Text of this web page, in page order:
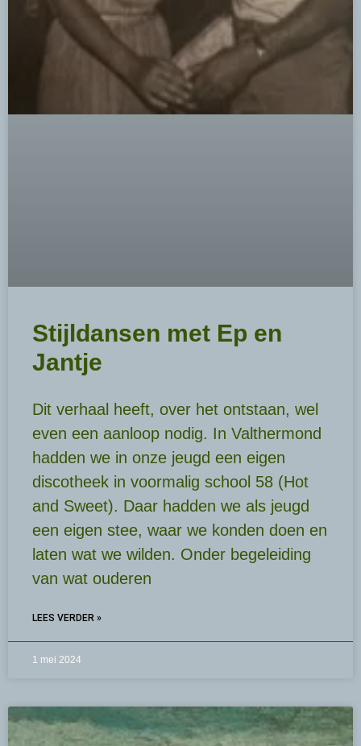
Stijldansen met Ep en
Jantje
Dit verhaal heeft, over het ontstaan, wel
even een aanloop nodig. In Valthermond
hadden we in onze jeugd een eigen
discotheek in voormalig school 58 (Hot
and Sweet). Daar hadden we als jeugd
een eigen stee, waar we konden doen en
laten wat we wilden. Onder begeleiding
van wat ouderen
LEES VERDER »
1 mei 2024